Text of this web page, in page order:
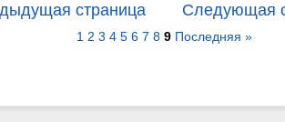
страница Следующая
1 2 3 4 5 6 7 8 9 Последняя »